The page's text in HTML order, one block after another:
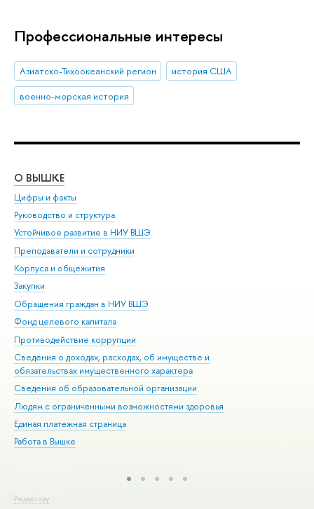
Профессиональные интересы
Азиатско-Тихоокеанский регион
история США
военно-морская история
О ВЫШКЕ
Цифры и факты
Руководство и структура
Устойчивое развитие в НИУ ВШЭ
Преподаватели и сотрудники
Корпуса и общежития
Закупки
Обращения граждан в НИУ ВШЭ
Фонд целевого капитала
Противодействие коррупции
Сведения о доходах, расходах, об имуществе и
обязательствах имущественного характера
Сведения об образовательной организации
Людям с ограниченными возможностями здоровья
Единая платежная страница
Работа в Вышке
Редактору